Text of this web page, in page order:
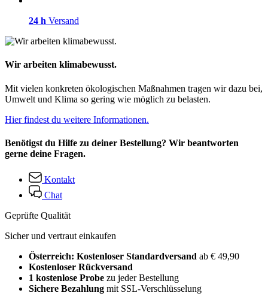
24 h Versand
Wir arbeiten klimabewusst.
Mit vielen konkreten ökologischen Maßnahmen tragen wir dazu bei,
Umwelt und Klima so gering wie möglich zu belasten.
Hier findest du weitere Informationen.
Benötigst du Hilfe zu deiner Bestellung? Wir beantworten
gerne deine Fragen.
Kontakt
Chat
Geprüfte Qualität
Sicher und vertraut einkaufen
Österreich: Kostenloser Standardversand ab € 49,90
Kostenloser Rückversand
1 kostenlose Probe zu jeder Bestellung
Sichere Bezahlung mit SSL-Verschlüsselung